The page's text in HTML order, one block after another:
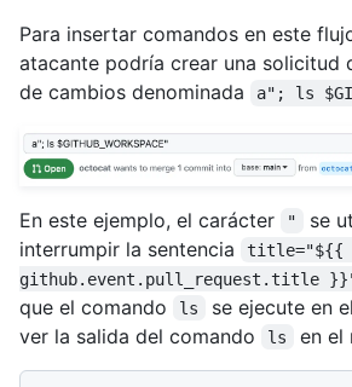
Para insertar comandos en este
atacante podría crear una solicitud
de cambios denominada
a"; ls
En este ejemplo, el carácter "
se
interrumpir la sentencia
title="${{
github.event.pull_request.title
que el comando
ls
se ejecute en
ver la salida del comando
ls en el